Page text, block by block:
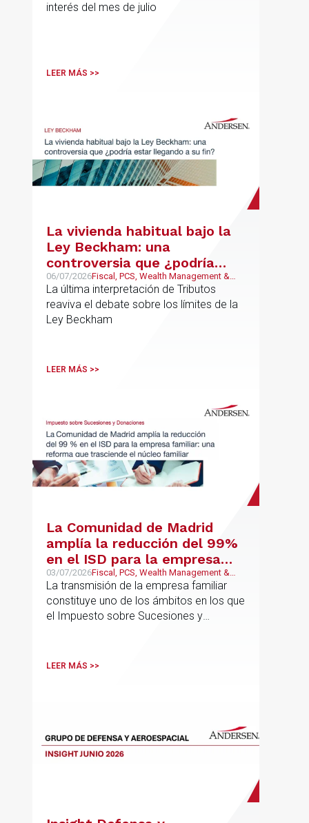
interés del mes de julio
LEER MÁS >>
La vivienda habitual bajo la
Ley Beckham: una
controversia que ¿podría
estar llegando a su fin?
06/07/2026Fiscal, PCS, Wealth Management &
Family Business
La última interpretación de Tributos
reaviva el debate sobre los límites de la
Ley Beckham
LEER MÁS >>
La Comunidad de Madrid
amplía la reducción del 99%
en el ISD para la empresa
familiar: una reforma que
trasciende el núcleo familiar
03/07/2026Fiscal, PCS, Wealth Management &
Family Business
La transmisión de la empresa familiar
constituye uno de los ámbitos en los que
el Impuesto sobre Sucesiones y
LEER MÁS >>